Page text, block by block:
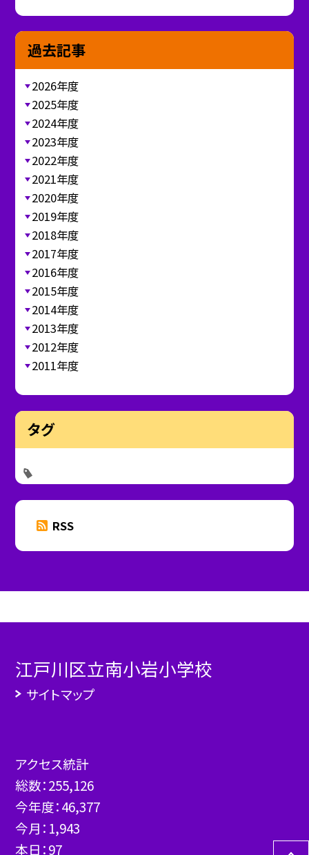
過去記事
2026年度
2025年度
2024年度
2023年度
2022年度
2021年度
2020年度
2019年度
2018年度
2017年度
2016年度
2015年度
2014年度
2013年度
2012年度
2011年度
タグ
RSS
江戸川区立南小岩小学校
サイトマップ
アクセス統計
総数：255,126
今年度：46,377
今月： 1,943
本日：97